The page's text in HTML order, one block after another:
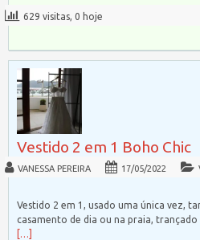
629 visitas, 0 hoje
Vestido 2 em 1 Boho Chic
VANESSA PEREIRA 17/05/2022
Vestido 2 em 1, usado uma única vez,
casamento de dia ou na praia,
[…]